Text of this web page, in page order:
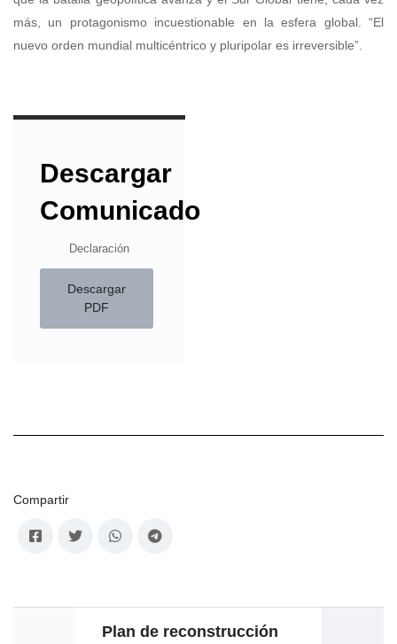
más, un protagonismo incuestionable en la esfera global. “El
nuevo orden mundial multicéntrico y pluripolar es irreversible”.
Descargar
Comunicado
Declaración
Descargar
PDF
Compartir
Plan de reconstrucción